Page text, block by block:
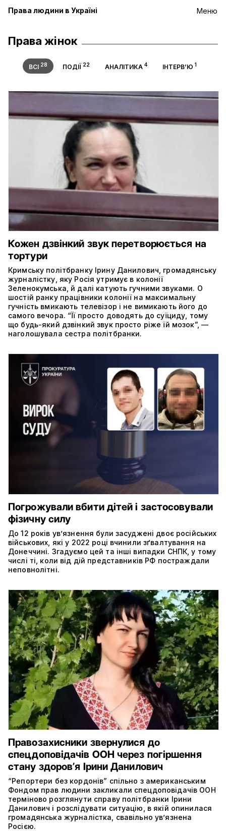
Меню
Права людини в Україні
Права жінок
ВСІ28 ПОДІЇ22 АНАЛІТИКА 4 ІНТЕРВ’Ю 1
Кожен дзвінкий звук перетворюється на
тортури
Кримську політбранку Ірину Данилович, громадянську
журналістку, яку Росія утримує в колонії
Зеленокумська, й далі катують гучними звуками. О
шостій ранку працівники колонії на максимальну
гучність вмикають телевізор і не вимикають його до
самого вечора. “Її просто доводять до суїциду, тому
що будь-який дзвінкий звук просто ріже їй мозок”, —
наголошувала сестра політбранки.
Погрожували вбити дітей і застосовували
фізичну силу
До 12 років увʼязнення були засуджені двоє російських
військових, які у 2022 році вчинили зґвалтування на
Донеччині. Згадуємо цей та інші випадки СНПК, у тому
числі ті, коли від дій представників РФ постраждали
неповнолітні.
Правозахисники звернулися до
спецдоповідачів ООН через погіршення
стану здоровʼя Ірини Данилович
“Репортери без кордонів” спільно з американським
Фондом прав людини закликали спецдоповідачів ООН
терміново розглянути справу політбранки Ірини
Данилович і розслідувати ситуацію, в якій опинилася
громадянська журналістка, свавільно ув’язнена
Росією.